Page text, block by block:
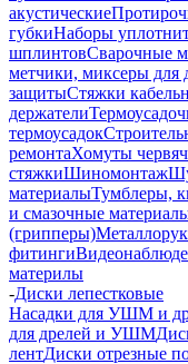
акустические
губкиНаборы
шплинтовСварочные
метчики, миксеры для
защитыСтяжки
держатели
термоусадок
ремонтаХомуты
стяжкиШиномонтаж
материалыТумблеры,
и смазочные
(грипперы)
фитинги
материлы
-Диски лепестковые
Насадки для УШМ и
для дрелей и УШМ
лентДиски отрезные